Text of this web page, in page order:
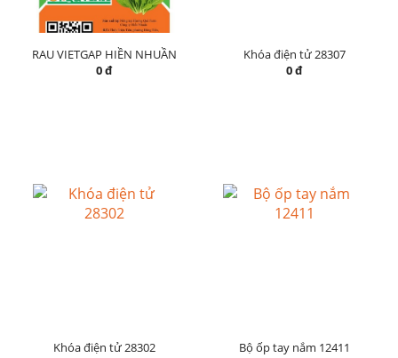
RAU VIETGAP HIỀN NHUẦN
0 đ
Khóa điện tử 28307
0 đ
Khóa điện tử 28302
Bộ ốp tay nắm 12411